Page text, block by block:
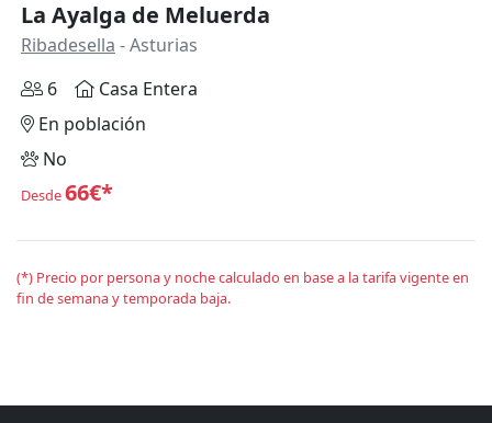
La Ayalga de Meluerda
Ribadesella - Asturias
6
Casa Entera
En población
No
Desde66€*
(*) Precio por persona y noche calculado en base a la tarifa vigente en
fin de semana y temporada baja.